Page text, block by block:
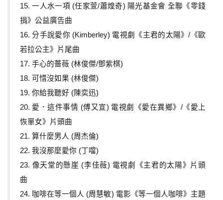
15. 一人水一項 (任家萱/蕭煌奇) 陽光基金會 全聯《零錢
捐》公益廣告曲
16. 分手說愛你 (Kimberley) 電視劇《主君的太陽》/《歐
若拉公主》片尾曲
17. 手心的薔薇 (林俊傑/鄧紫棋)
18. 可惜沒如果 (林俊傑)
19. 你給我聽好 (陳奕迅)
20. 愛．這件事情 (傅又宣) 電視劇《愛在異鄉》/《愛上
恢單女》片頭曲
21. 算什麼男人 (周杰倫)
22. 我沒那麼愛你 (丁噹)
23. 像天堂的懸崖 (李佳薇) 電視劇《主君的太陽》片頭
曲
24. 咖啡在等一個人 (周慧敏) 電影《等一個人咖啡》主題